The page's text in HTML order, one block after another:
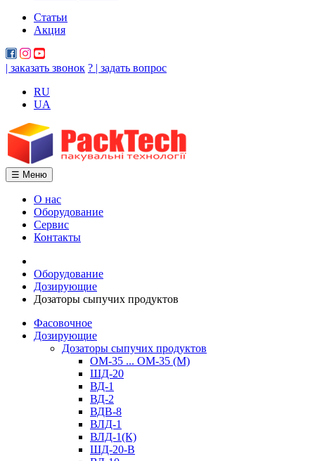
Статьи
Акция
| заказать звонок ? | задать вопрос
RU
UA
☰ Меню
О нас
Оборудование
Сервис
Контакты
Оборудование
Дозирующие
Дозаторы сыпучих продуктов
Фасовочное
Дозирующие
Дозаторы сыпучих продуктов
ОМ-35 ... ОМ-35 (М)
ШД-20
ВД-1
ВД-2
ВДВ-8
ВЛД-1
ВЛД-1(К)
ШД-20-В